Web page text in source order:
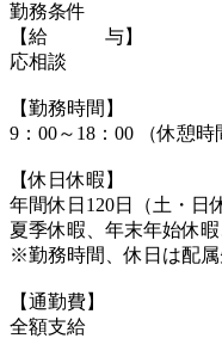
勤務条件
【給 与】
応相談
【勤務時間】
9：00～18：00 （休憩時
【休日休暇】
年間休日120日（土・日
夏季休暇、年末年始休
※勤務時間、休日は配属
【通勤費】
全額支給